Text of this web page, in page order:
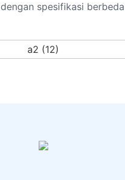
spesifikasi